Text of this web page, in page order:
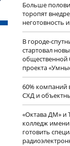
Больше
торопят
неготовность
В городе-
стартовал
общественной
проекта
60% компаний
СХД и
«Октава ДМ» и
колледж имени
готовить